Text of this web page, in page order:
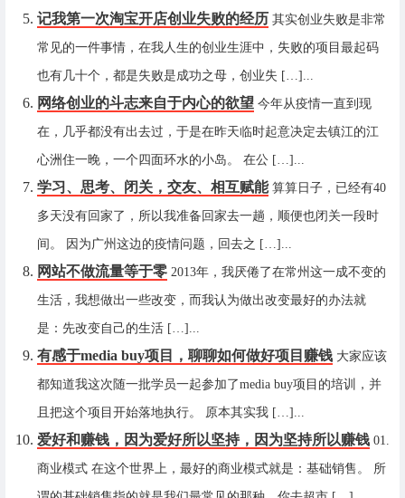
记我第一次淘宝开店创业失败的经历 其实创业失败是非常
常见的一件事情，在我人生的创业生涯中，失败的项目最起码
也有几十个，都是失败是成功之母，创业失 […]...
网络创业的斗志来自于内心的欲望 今年从疫情一直到现
在，几乎都没有出去过，于是在昨天临时起意决定去镇江的江
心洲住一晚，一个四面环水的小岛。 在公 […]...
学习、思考、闭关，交友、相互赋能 算算日子，已经有40
多天没有回家了，所以我准备回家去一趟，顺便也闭关一段时
间。 因为广州这边的疫情问题，回去之 […]...
网站不做流量等于零 2013年，我厌倦了在常州这一成不变的
生活，我想做出一些改变，而我认为做出改变最好的办法就
是：先改变自己的生活 […]...
有感于media buy项目，聊聊如何做好项目赚钱 大家应该
都知道我这次随一批学员一起参加了media buy项目的培训，并
且把这个项目开始落地执行。 原本其实我 […]...
爱好和赚钱，因为爱好所以坚持，因为坚持所以赚钱 01.
商业模式 在这个世界上，最好的商业模式就是：基础销售。 所